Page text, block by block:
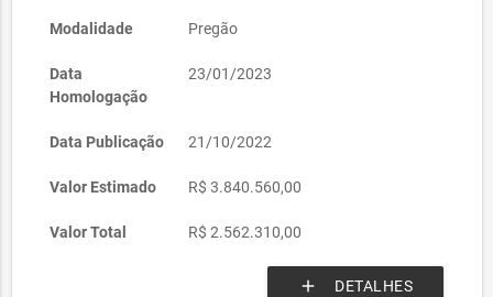
Modalidade Pregão
Data
Homologação
23/01/2023
Data Publicação 21/10/2022
Valor Estimado R$ 3.840.560,00
Valor Total R$ 2.562.310,00
add DETALHES